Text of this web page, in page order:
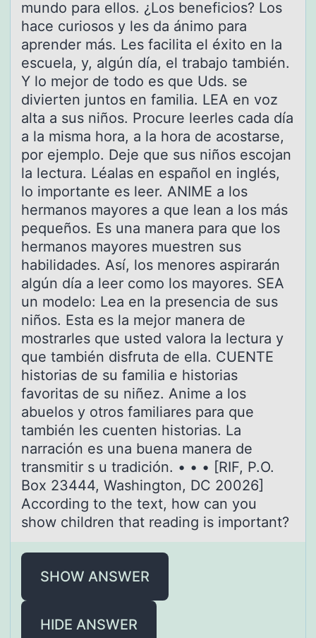
mundo para ellos. ¿Los beneficios? Los
hace curiosos y les da ánimo para
aprender más. Les facilita el éxito en la
escuela, y, algún día, el trabajo también.
Y lo mejor de todo es que Uds. se
divierten juntos en familia. LEA en voz
alta a sus niños. Procure leerles cada día
a la misma hora, a la hora de acostarse,
por ejemplo. Deje que sus niños escojan
la lectura. Léalas en español en inglés,
lo importante es leer. ANIME a los
hermanos mayores a que lean a los más
pequeños. Es una manera para que los
hermanos mayores muestren sus
habilidades. Así, los menores aspirarán
algún día a leer como los mayores. SEA
un modelo: Lea en la presencia de sus
niños. Esta es la mejor manera de
mostrarles que usted valora la lectura y
que también disfruta de ella. CUENTE
historias de su familia e historias
favoritas de su niñez. Anime a los
abuelos y otros familiares para que
también les cuenten historias. La
narración es una buena manera de
transmitir s u tradición. • • • [RIF, P.O.
Box 23444, Washington, DC 20026]
According to the text, how can you
show children that reading is important?
SHOW ANSWER
HIDE ANSWER